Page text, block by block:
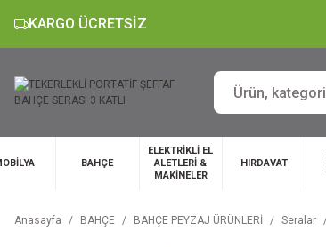
KARGO ÜCRETSİZ
BAHÇE
ELEKTRİKLİ EL
ALETLERİ &
MAKİNELER
HIRDAVAT
Anasayfa BAHÇE BAHÇE PEYZAJ ÜRÜNLERİ Seralar